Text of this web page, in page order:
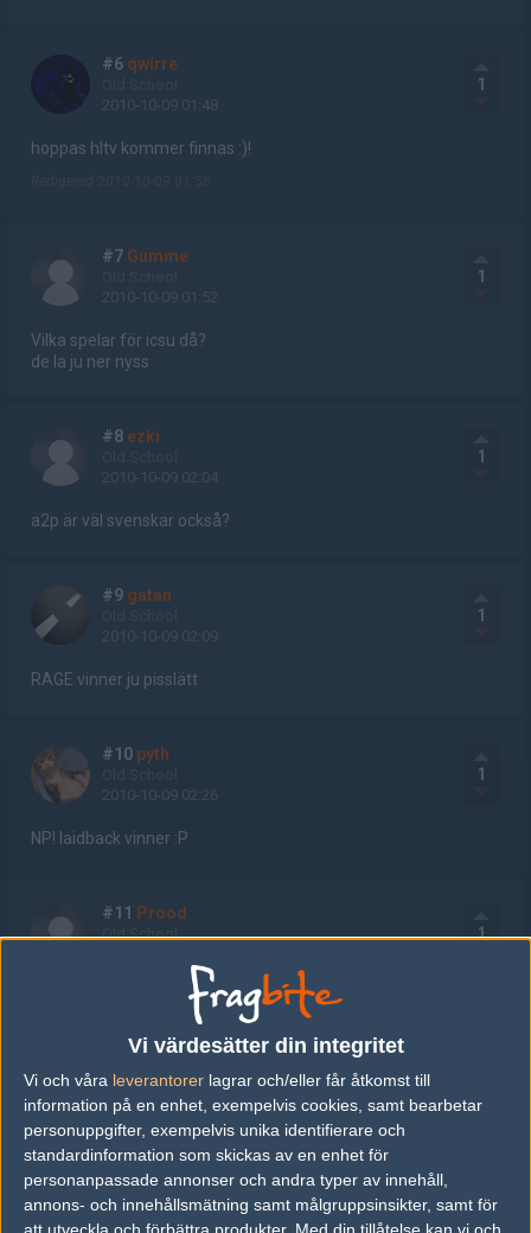
Vi värdesätter din integritet
Vi och våra leverantorer lagrar och/eller får åtkomst till
information på en enhet, exempelvis cookies, samt bearbetar
personuppgifter, exempelvis unika identifierare och
standardinformation som skickas av en enhet för
personanpassade annonser och andra typer av innehåll,
annons- och innehållsmätning samt målgruppsinsikter, samt för
att utveckla och förbättra produkter. Med din tillåtelse kan vi och
#6 qwirre
2010-10-09 01:48
1
hoppas hltv kommer finnas :)!
#7 Gumme
2010-10-09 01:52
1
Vilka spelar för icsu då?
de la ju ner nyss
#8 ezki
2010-10-09 02:04
1
a2p är väl svenskar också?
#9 gatan
2010-10-09 02:09
1
RAGE vinner ju pisslätt
#10 pyth
2010-10-09 02:26
1
NP! laidback vinner :P
#11 Prood
Old School
1
vilka spelar för begrip nu?
#12 OverTells|WolfHeathen
2010-10-09 03:05
#11 F.d. Stockholm Angels: keiz, givar, floreNz, rdl och kylie.
Redigerad 2010-10-09 03:06